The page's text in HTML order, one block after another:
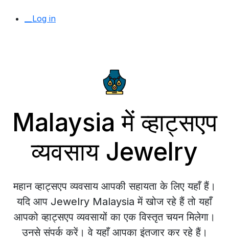
__Log in
Malaysia में व्हाट्सएप
व्यवसाय Jewelry
महान व्हाट्सएप व्यवसाय आपकी सहायता के लिए यहाँ हैं।
यदि आप Jewelry Malaysia में खोज रहे हैं तो यहाँ
आपको व्हाट्सएप व्यवसायों का एक विस्तृत चयन मिलेगा।
उनसे संपर्क करें। वे यहाँ आपका इंतजार कर रहे हैं।